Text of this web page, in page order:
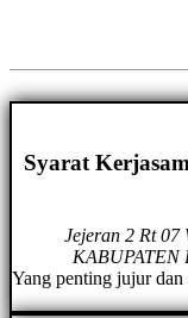
Syarat
Jejeran 2 Rt 07
KABUPATEN
Yang penting jujur dan